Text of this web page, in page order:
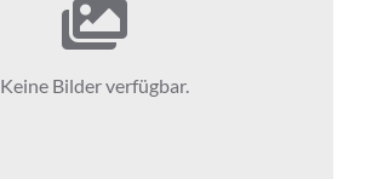
Keine Bilder verfügbar.